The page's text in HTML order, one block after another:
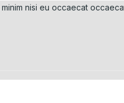
nisi eu occaecat